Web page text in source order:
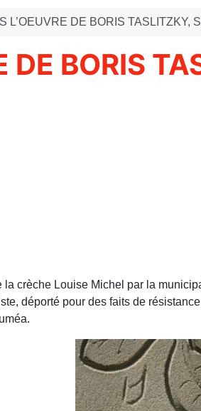
L’OEUVRE DE BORIS TASLITZKY,
DE BORIS
crèche Louise Michel par la
déporté pour des faits de